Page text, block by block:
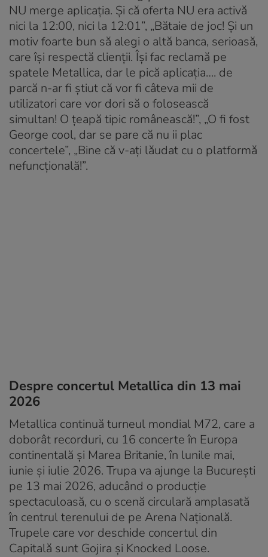
NU merge aplicația. Și că oferta NU era activă
nici la 12:00, nici la 12:01”, „Bătaie de joc! Și un
motiv foarte bun să alegi o altă banca, serioasă,
care își respectă clienții. Își fac reclamă pe
spatele Metallica, dar le pică aplicația…. de
parcă n-ar fi știut că vor fi câteva mii de
utilizatori care vor dori să o folosească
simultan! O țeapă tipic românească!”, „O fi fost
George cool, dar se pare că nu ii plac
concertele”, „Bine că v-ați lăudat cu o platformă
nefuncțională!”.
Despre concertul Metallica din 13 mai
2026
Metallica continuă turneul mondial M72, care a
doborât recorduri, cu 16 concerte în Europa
continentală și Marea Britanie, în lunile mai,
iunie și iulie 2026. Trupa va ajunge la București
pe 13 mai 2026, aducând o producție
spectaculoasă, cu o scenă circulară amplasată
în centrul terenului de pe Arena Națională.
Trupele care vor deschide concertul din
Capitală sunt Gojira și Knocked Loose.